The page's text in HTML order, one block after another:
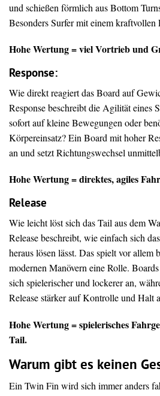
und schießen förmlich aus Bottom
Besonders Surfer mit einem
Hohe Wertung = viel Vortrieb und
Response:
Wie direkt reagiert das Board auf
Response beschreibt die Agilität eines
sofort auf kleine Bewegungen oder
Körpereinsatz? Ein Board mit hoher
an und setzt Richtungswechsel
Hohe Wertung = direktes, agiles
Release
Wie leicht löst sich das Tail aus dem
Release beschreibt, wie einfach sich
heraus lösen lässt. Das spielt vor allem
modernen Manövern eine Rolle.
sich spielerischer und lockerer an,
Release stärker auf Kontrolle und Halt
Hohe Wertung = spielerisches
Tail.
Warum gibt es keinen
Ein Twin Fin wird sich immer anders